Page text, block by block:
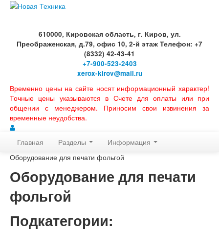
610000, Кировская область, г. Киров, ул.
Преображенская, д.79, офис 10, 2-й этаж Телефон: +7
(8332) 42-43-41
+7-900-523-2403
xerox-kirov@mail.ru
Временно цены на сайте носят информационный характер!
Точные цены указываются в Счете для оплаты или при
общении с менеджером. Приносим свои извинения за
временные неудобства.
Главная Разделы
Информация
Оборудование для печати фольгой
Оборудование для печати
фольгой
Подкатегории: